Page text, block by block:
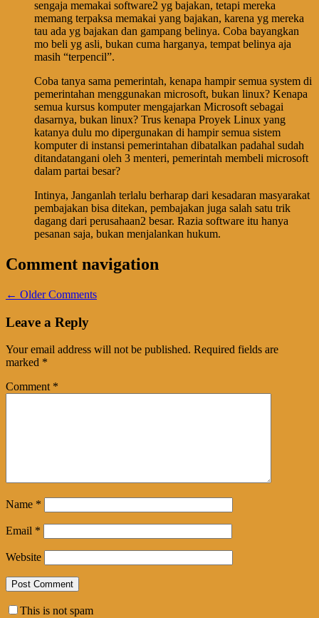
sengaja memakai software2 yg bajakan, tetapi mereka
memang terpaksa memakai yang bajakan, karena yg mereka
tau ada yg bajakan dan gampang belinya. Coba bayangkan
mo beli yg asli, bukan cuma harganya, tempat belinya aja
masih “terpencil”.
Coba tanya sama pemerintah, kenapa hampir semua system di
pemerintahan menggunakan microsoft, bukan linux? Kenapa
semua kursus komputer mengajarkan Microsoft sebagai
dasarnya, bukan linux? Trus kenapa Proyek Linux yang
katanya dulu mo dipergunakan di hampir semua sistem
komputer di instansi pemerintahan dibatalkan padahal sudah
ditandatangani oleh 3 menteri, pemerintah membeli microsoft
dalam partai besar?
Intinya, Janganlah terlalu berharap dari kesadaran masyarakat
pembajakan bisa ditekan, pembajakan juga salah satu trik
dagang dari perusahaan2 besar. Razia software itu hanya
pesanan saja, bukan menjalankan hukum.
Comment navigation
← Older Comments
Leave a Reply
Your email address will not be published. Required fields are
marked *
Comment *
Name *
Email *
Website
This is not spam